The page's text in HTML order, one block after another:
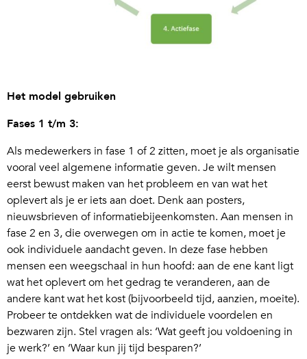
Het model gebruiken
Fases 1 t/m 3:
Als medewerkers in fase 1 of 2 zitten, moet je als organisatie
vooral veel algemene informatie geven. Je wilt mensen
eerst bewust maken van het probleem en van wat het
oplevert als je er iets aan doet. Denk aan posters,
nieuwsbrieven of informatiebijeenkomsten. Aan mensen in
fase 2 en 3, die overwegen om in actie te komen, moet je
ook individuele aandacht geven. In deze fase hebben
mensen een weegschaal in hun hoofd: aan de ene kant ligt
wat het oplevert om het gedrag te veranderen, aan de
andere kant wat het kost (bijvoorbeeld tijd, aanzien, moeite).
Probeer te ontdekken wat de individuele voordelen en
bezwaren zijn. Stel vragen als: ‘Wat geeft jou voldoening in
je werk?’ en ‘Waar kun jij tijd besparen?’